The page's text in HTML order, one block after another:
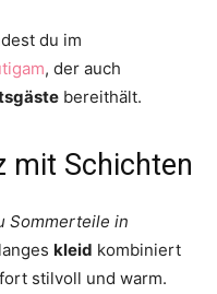
du im
, der auch
bereithält.
mit Schichten
Sommerteile in
kleid kombiniert
stilvoll und warm.